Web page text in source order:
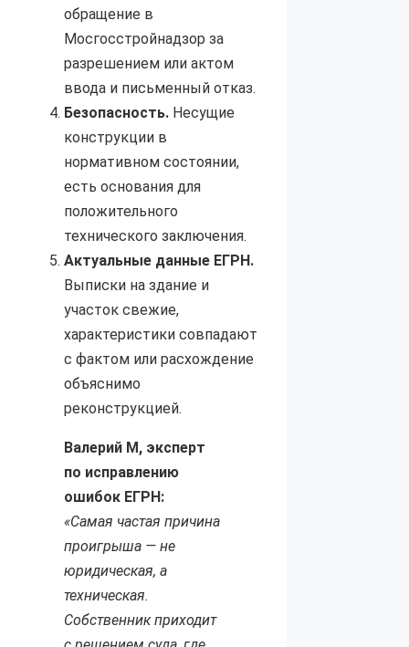
обращение в
Мосгосстройнадзор за
разрешением или актом
ввода и письменный отказ.
Безопасность. Несущие
конструкции в
нормативном состоянии,
есть основания для
положительного
технического заключения.
Актуальные данные ЕГРН.
Выписки на здание и
участок свежие,
характеристики совпадают
с фактом или расхождение
объяснимо
реконструкцией.
Валерий М, эксперт
по исправлению
ошибок ЕГРН:
«Самая частая причина
проигрыша — не
юридическая, а
техническая.
Собственник приходит